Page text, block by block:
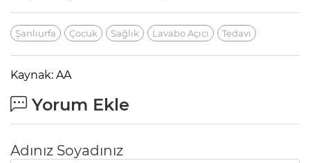
Şanlıurfa Çocuk Sağlık Lavabo Açıcı Tedavi
Kaynak: AA
Yorum Ekle
Adınız Soyadınız